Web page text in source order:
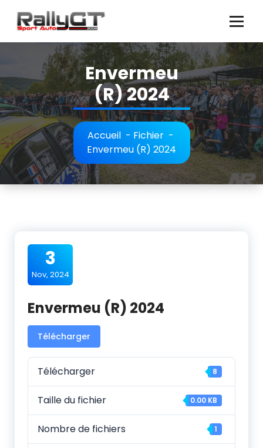
contenu
Envermeu
(R) 2024
Accueil- Fichier-
Envermeu (R) 2024
3
Nov, 2024
Envermeu (R) 2024
Télécharger
Télécharger 8
Taille du fichier 0.00 KB
Nombre de fichiers 1